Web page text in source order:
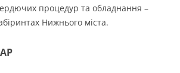
процедур та обладнання –
Нижнього міста.